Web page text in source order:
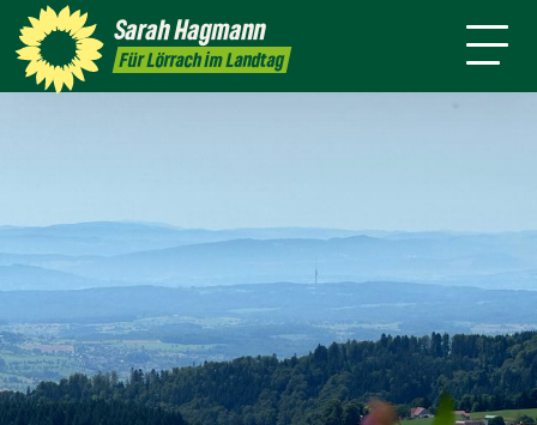
SarahHagmann
Für Lörrach im Landtag
Termine Presse
mich